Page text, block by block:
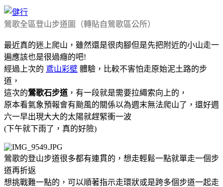
鶯歌全區登山步道圖（轉貼自鶯歌區公所）
最近真的迷上爬山，雖然還是很肉腳但是先把附近的小山走一
遍應該也是很過癮的吧!
經過上次的 鳶山彩壁 體驗，比較不害怕走原始泥土路的步
道，
這次的鶯歌石步道 ，有一段就是需要拉繩索向上的，
原本看氣象預報會有颱風的關係以為週末無法爬山了，還好週
六一早出現大大的太陽就趕緊衝一波
(下午就下雨了，真的好險)
鶯歌的登山步道很多都有連貫的，想走輕鬆一點就單走一個步
道再折返
想挑戰難一點的，可以順著指示走環狀或是跨多個步道一起走